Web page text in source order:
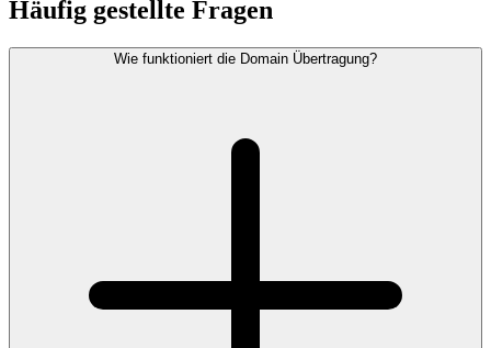
Häufig gestellte Fragen
Wie funktioniert die Domain Übertragung?